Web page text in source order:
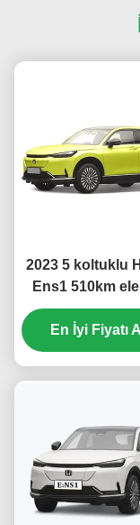
2023 5 koltuklu
Ens1 510km
arabalar SUV
süresi ve 323L
kapasitesi ile
En İyi Fiyatı